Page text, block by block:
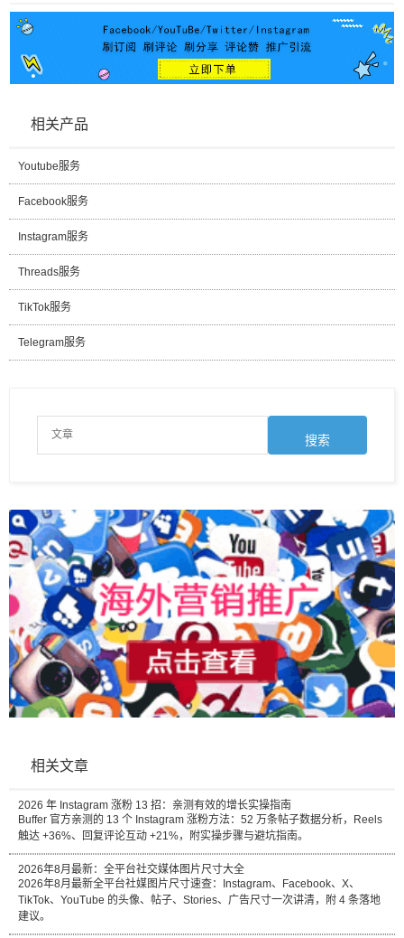
相关产品
Youtube服务
Facebook服务
Instagram服务
Threads服务
TikTok服务
Telegram服务
相关文章
2026 年 Instagram 涨粉 13 招：亲测有效的增长实操指南
Buffer 官方亲测的 13 个 Instagram 涨粉方法：52 万条帖子数据分析，Reels
触达 +36%、回复评论互动 +21%，附实操步骤与避坑指南。
2026年8月最新：全平台社交媒体图片尺寸大全
2026年8月最新全平台社媒图片尺寸速查：Instagram、Facebook、X、
TikTok、YouTube 的头像、帖子、Stories、广告尺寸一次讲清，附 4 条落地
建议。